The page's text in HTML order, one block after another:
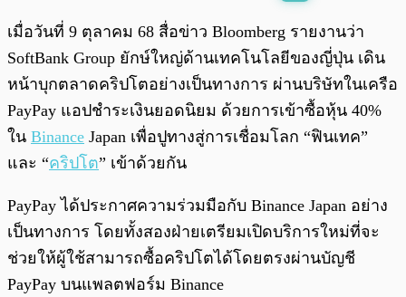
พร้อมเล่น 0:00
เมื่อวันที่ 9 ตุลาคม 68 สื่อข่าว Bloomberg รายงานว่า
SoftBank Group ยักษ์ใหญ่ด้านเทคโนโลยีของญี่ปุ่น เดิน
หน้าบุกตลาดคริปโตอย่างเป็นทางการ ผ่านบริษัทในเครือ
PayPay แอปชำระเงินยอดนิยม ด้วยการเข้าซื้อหุ้น 40%
ใน Binance Japan เพื่อปูทางสู่การเชื่อมโลก “ฟินเทค”
และ “คริปโต” เข้าด้วยกัน
PayPay ได้ประกาศความร่วมมือกับ Binance Japan อย่าง
เป็นทางการ โดยทั้งสองฝ่ายเตรียมเปิดบริการใหม่ที่จะ
ช่วยให้ผู้ใช้สามารถซื้อคริปโตได้โดยตรงผ่านบัญชี
PayPay บนแพลตฟอร์ม Binance